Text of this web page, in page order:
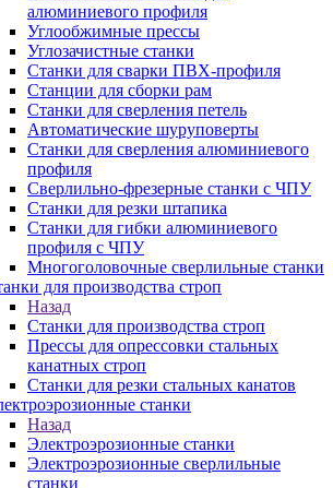
алюминиевого профиля
Углообжимные прессы
Углозачистные станки
Станки для сварки ПВХ-профиля
Станции для сборки рам
Станки для сверления петель
Автоматические шуруповерты
Станки для сверления алюминиевого
профиля
Сверлильно-фрезерные станки с ЧПУ
Станки для резки штапика
Станки для гибки алюминиевого
профиля с ЧПУ
Многоголовочные сверлильные станки
для производства строп
Назад
Станки для производства строп
Прессы для опрессовки стальных
канатных строп
Станки для резки стальных канатов
станки
Назад
Электроэрозионные станки
Электроэрозионные сверлильные
станки